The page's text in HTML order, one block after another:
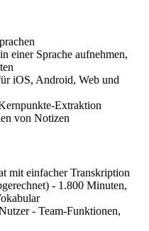
einer Sprache aufnehmen,
iOS, Android, Web und
Extraktion
von Notizen
mit einfacher Transkription
- 1.800 Minuten,
- Team-Funktionen,